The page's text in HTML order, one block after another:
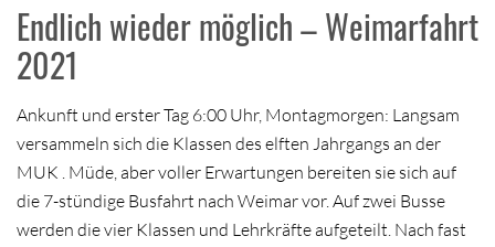
Endlich wieder möglich – Weimarfahrt
2021
Ankunft und erster Tag 6:00 Uhr, Montagmorgen: Langsam
versammeln sich die Klassen des elften Jahrgangs an der
MUK . Müde, aber voller Erwartungen bereiten sie sich auf
die 7-stündige Busfahrt nach Weimar vor. Auf zwei Busse
werden die vier Klassen und Lehrkräfte aufgeteilt. Nach fast